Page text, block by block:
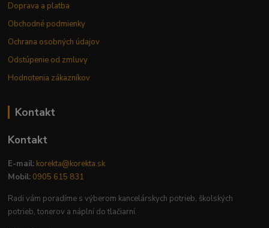
Doprava a platba
Obchodné podmienky
Ochrana osobných údajov
Odstúpenie od zmluvy
Hodnotenia zákazníkov
Kontakt
Kontakt
E-mail: korekta@korekta.sk
Mobil: 0905 615 831
Radi vám poradíme s výberom kancelárskych potrieb, školských
potrieb, tonerov a náplní do tlačiarní.